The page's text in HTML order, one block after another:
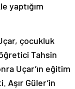
yaptığım
çocukluk
Tahsin
Uçar’ın eğitim
Aşır Güler’in